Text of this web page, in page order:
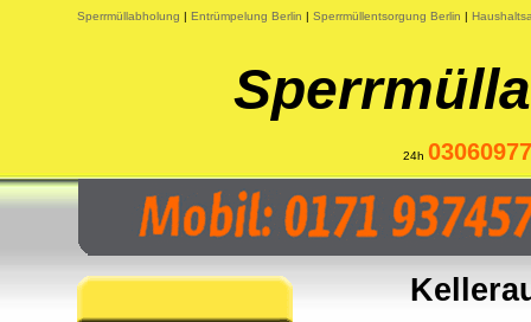
Sperrmüllabholung | Entrümpelung Berlin | Sperrmüllentsorgung Berlin |
24h